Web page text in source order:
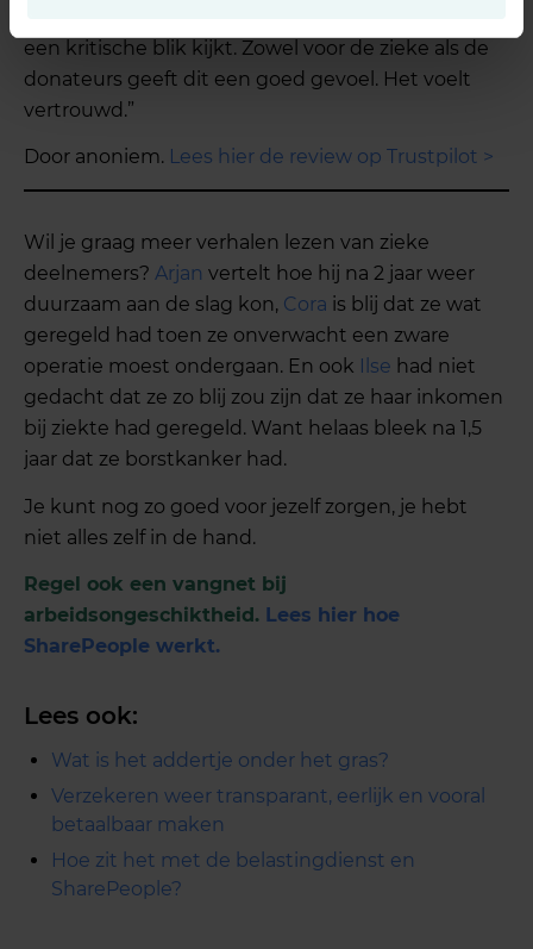
een kritische blik kijkt. Zowel voor de zieke als de
donateurs geeft dit een goed gevoel. Het voelt
vertrouwd.”
Door anoniem. Lees hier de review op Trustpilot >
Wil je graag meer verhalen lezen van zieke
deelnemers?Arjan vertelt hoe hij na 2 jaar weer
duurzaam aan de slag kon, Cora is blij dat ze wat
geregeld had toen ze onverwacht een zware
operatie moest ondergaan. En ook Ilse had niet
gedacht dat ze zo blij zou zijn dat ze haar inkomen
bij ziekte had geregeld. Want helaas bleek na 1,5
jaar dat ze borstkanker had.
Je kunt nog zo goed voor jezelf zorgen, je hebt
niet alles zelf in de hand.
Regel ook een vangnet bij
arbeidsongeschiktheid. Lees hier hoe
SharePeople werkt.
Lees ook:
Wat is het addertje onder het gras?
Verzekeren weer transparant, eerlijk en vooral
betaalbaar maken
Hoe zit het met de belastingdienst en
SharePeople?